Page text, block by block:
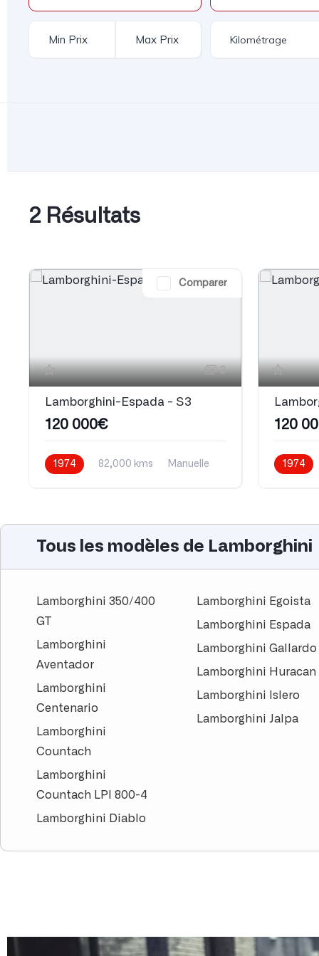
2 Résultats
Comparer
3
Lamborghini-Espada - S3
120 000€
1974 82,000 kms
Manuelle
120
1974
Tous les modèles de Lamborghini
Lamborghini 350/400
GT
Lamborghini
Aventador
Lamborghini
Centenario
Lamborghini
Countach
Lamborghini
Countach LPI 800-4
Lamborghini Diablo
Lamborghini Egoista
Lamborghini Espada
Lamborghini Gallardo
Lamborghini Huracan
Lamborghini Islero
Lamborghini Jalpa